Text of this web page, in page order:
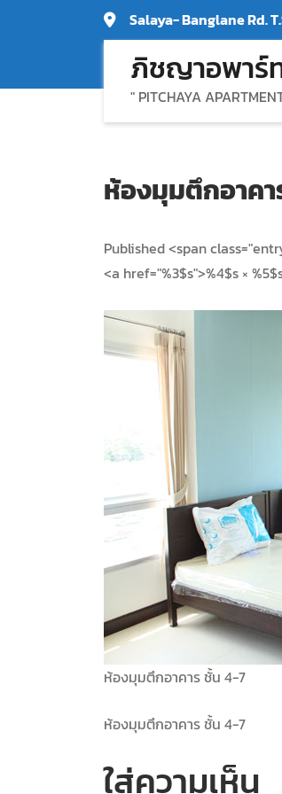
Salaya- Banglane Rd.
ภิชญาอพาร์
" PITCHAYA
ห้องมุมตึกอาคา
Published <span
<a href="%3$s">%4$s ×
ห้องมุมตึกอาคาร ชั้น 4-7
ห้องมุมตึกอาคาร ชั้น 4-7
ใส่ความเห็น